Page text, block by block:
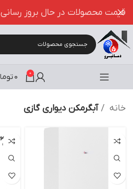
0
0
خانه آبگرمکن دیواری گازی
اتمام مو
جودی
قیمت محصولات در حال بروز